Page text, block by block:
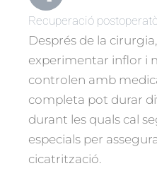
Recuperació
Després de la
experimentar inflor i
controlen amb
completa pot durar
durant les quals cal
especials per
cicatrització.